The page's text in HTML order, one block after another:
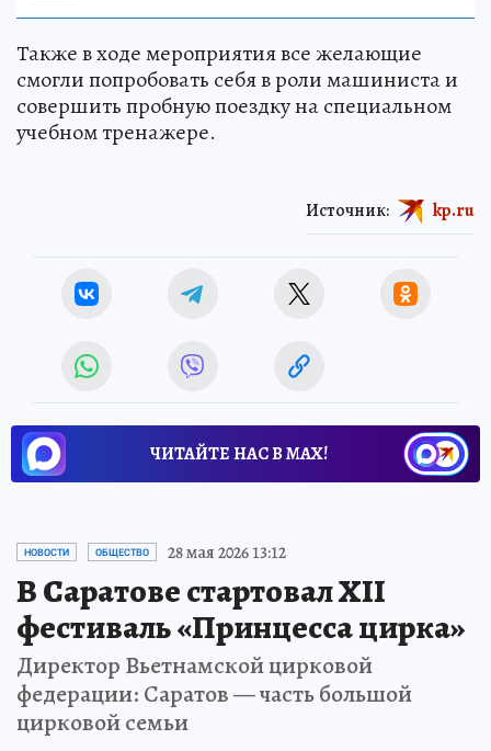
Также в ходе мероприятия все желающие
смогли попробовать себя в роли машиниста и
совершить пробную поездку на специальном
учебном тренажере.
В Саратове стартовал XII
фестиваль «Принцесса цирка»
Директор Вьетнамской цирковой
федерации: Саратов — часть большой
цирковой семьи